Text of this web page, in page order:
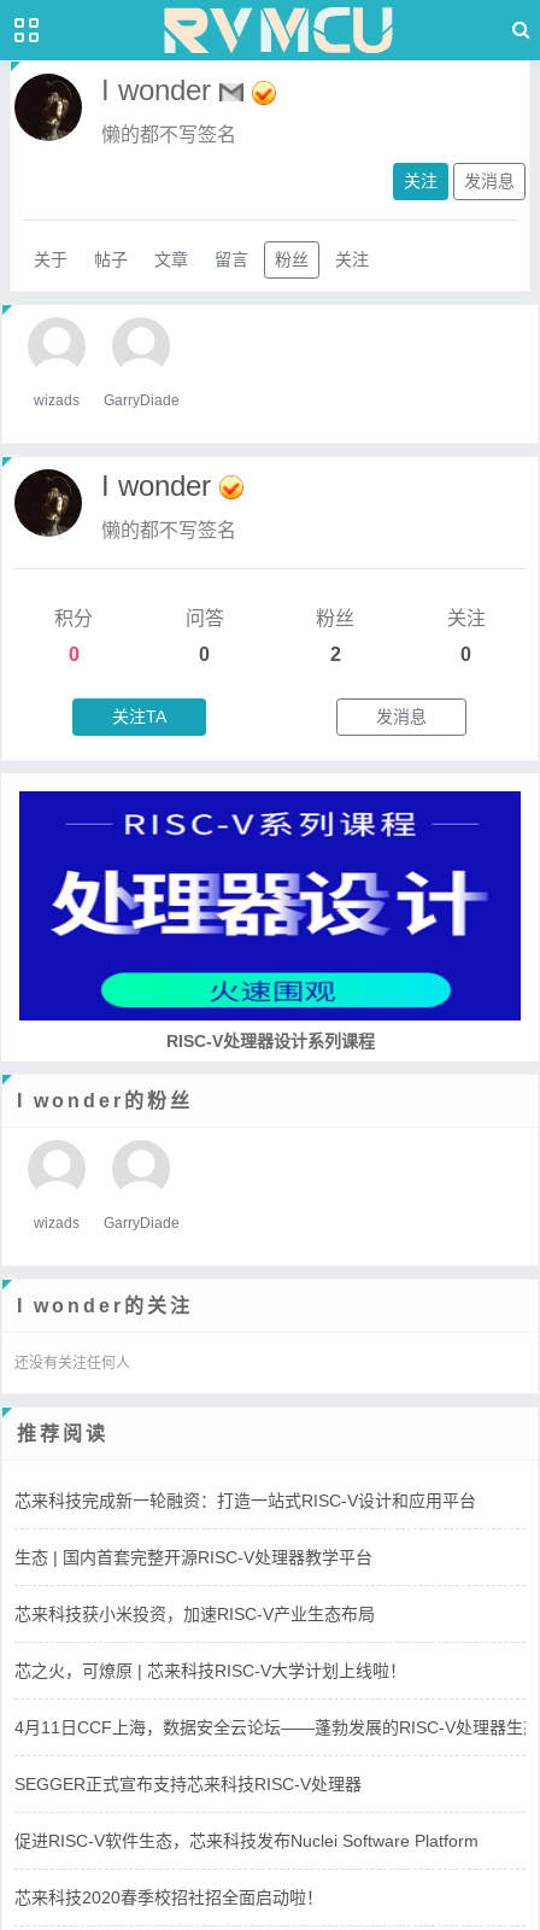
I wonder
懒的都不写签名
关注 发消息
关于 帖子 文章 留言 粉丝 关注
wizads GarryDiade
I wonder
懒的都不写签名
积分
0
问答
0
粉丝
2
关注
0
关注TA 发消息
RISC-V处理器设计系列课程
I wonder的粉丝
wizads GarryDiade
I wonder的关注
还没有关注任何人
推荐阅读
芯来科技完成新一轮融资：打造一站式RISC-V设计和应用平台
生态 | 国内首套完整开源RISC-V处理器教学平台
芯来科技获小米投资，加速RISC-V产业生态布局
芯之火，可燎原 | 芯来科技RISC-V大学计划上线啦！
4月11日CCF上海，数据安全云论坛——蓬勃发展的RISC-V处理器生态
SEGGER正式宣布支持芯来科技RISC-V处理器
促进RISC-V软件生态，芯来科技发布Nuclei Software Platform
芯来科技2020春季校招社招全面启动啦！